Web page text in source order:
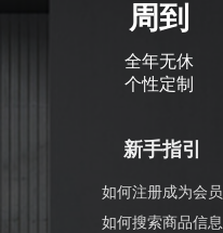
周到
全年无休
个性定制
新手指引
如何注册成为会员
如何搜索商品信息